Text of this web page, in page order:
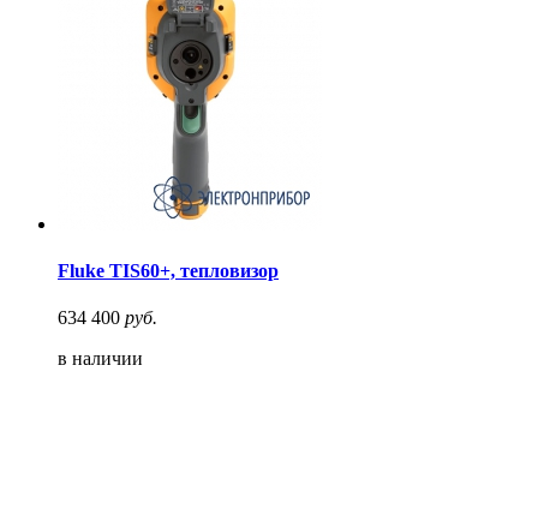
Fluke TIS60+, тепловизор
634 400 руб.
в наличии